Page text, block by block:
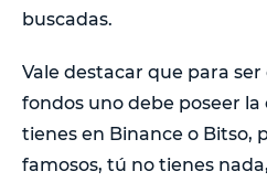
buscadas.
Vale destacar que para
fondos uno debe poseer la
tienes en Binance o Bitso,
famosos, tú no tienes